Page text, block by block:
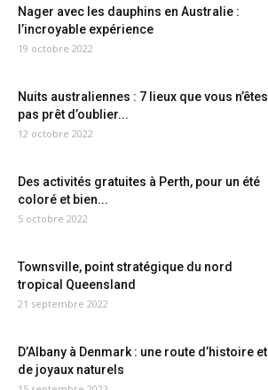
Nager avec les dauphins en Australie :
l’incroyable expérience
19 octobre 2022
Nuits australiennes : 7 lieux que vous n’êtes
pas prêt d’oublier...
12 octobre 2022
Des activités gratuites à Perth, pour un été
coloré et bien...
5 octobre 2022
Townsville, point stratégique du nord
tropical Queensland
21 septembre 2022
D’Albany à Denmark : une route d’histoire et
de joyaux naturels